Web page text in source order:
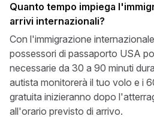
Quanto tempo impiega
arrivi internazionali?
Con l'immigrazione
possessori di passaporto USA
necessarie da 30 a 90 minuti
autista monitorerà il tuo volo e i
gratuita inizieranno dopo
all'orario previsto di arrivo.